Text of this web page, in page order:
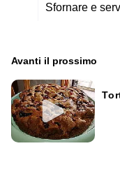
Sfornare e
Avanti il ​​prossimo